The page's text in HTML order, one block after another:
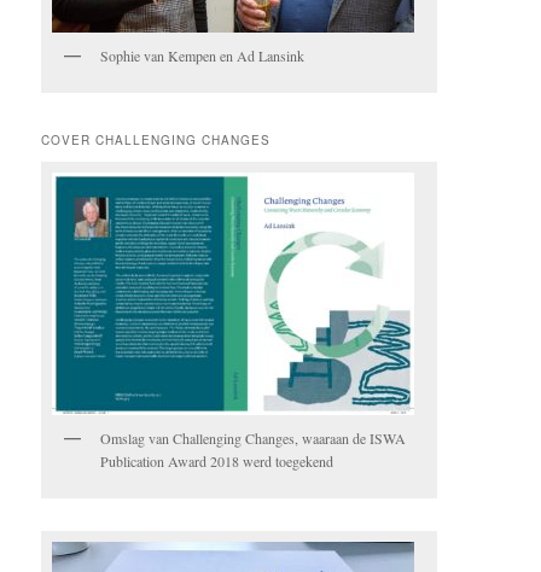
Sophie van Kempen en Ad Lansink
COVER CHALLENGING CHANGES
Omslag van Challenging Changes, waaraan de ISWA
Publication Award 2018 werd toegekend